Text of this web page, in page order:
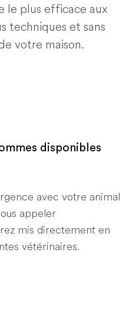
le plus efficace aux
techniques et sans
votre maison.
disponibles
avec votre animal
appeler
mis directement en
vétérinaires.